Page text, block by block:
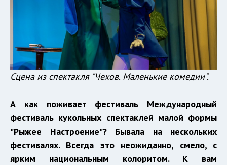
Сцена из спектакля "Чехов. Маленькие комедии".
А как поживает фестиваль Международный
фестиваль кукольных спектаклей малой формы
"Рыжее Настроение"? Бывала на нескольких
фестивалях. Всегда это неожиданно, смело, с
ярким национальным колоритом. К вам